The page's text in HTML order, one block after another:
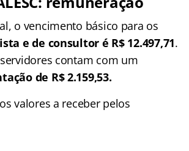
o vencimento básico para os
e de consultor é R$ 12.497,71.
contam com um
de R$ 2.159,53.
valores a receber pelos